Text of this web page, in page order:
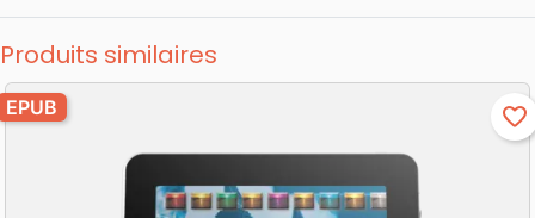
Produits similaires
EPUB favorite_border